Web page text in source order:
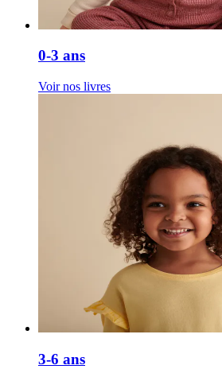
0-3 ans
Voir nos livres
3-6 ans